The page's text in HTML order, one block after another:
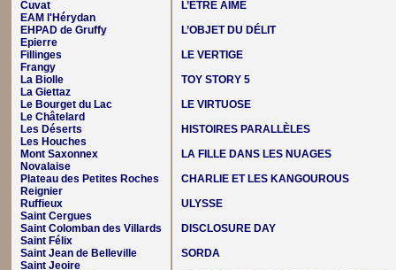
Cuvat
EAM l'Hérydan
EHPAD de Gruffy
Epierre
Fillinges
Frangy
La Biolle
La Giettaz
Le Bourget du Lac
Le Châtelard
Les Déserts
Les Houches
Mont Saxonnex
Novalaise
Plateau des Petites Roches
Reignier
Ruffieux
Saint Cergues
Saint Colomban des Villards
Saint Félix
Saint Jean de Belleville
Saint Jeoire
L’ÊTRE AIMÉ
L’OBJET DU DÉLIT
LE VERTIGE
TOY STORY 5
LE VIRTUOSE
HISTOIRES PARALLÈLES
LA FILLE DANS LES NUAGES
CHARLIE ET LES KANGOUROUS
ULYSSE
DISCLOSURE DAY
SORDA